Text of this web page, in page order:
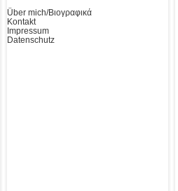
Über mich/Βιογραφικά
Kontakt
Impressum
Datenschutz